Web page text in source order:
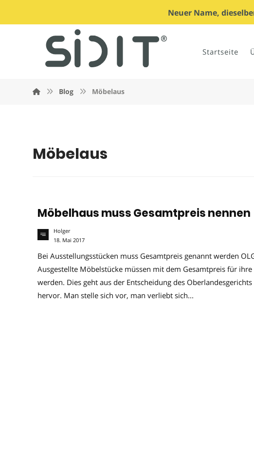
Neuer Name,
Startseite
Blog Möbelaus
Möbelaus
Möbelhaus muss Gesamtpreis nennen
Holger
18. Mai 2017
Bei Ausstellungsstücken muss Gesamtpreis genannt werden
Ausgestellte Möbelstücke müssen mit dem Gesamtpreis für
werden. Dies geht aus der Entscheidung des
hervor. Man stelle sich vor, man verliebt sich...